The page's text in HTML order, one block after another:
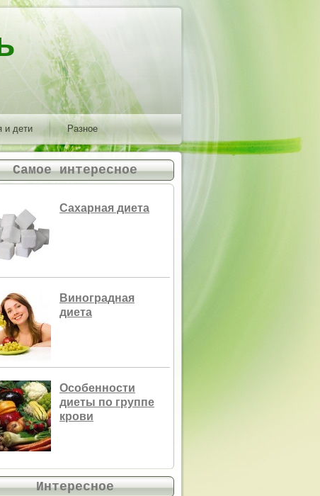
и дети Разное
Самое интересное
Сахарная диета
Виноградная
диета
Особенности
диеты по группе
крови
Интересное